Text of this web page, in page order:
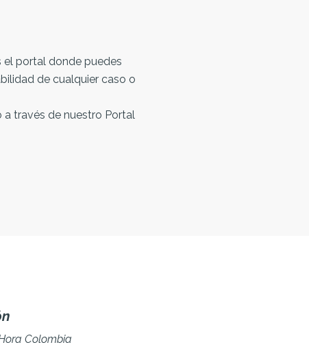
el portal donde puedes
de cualquier caso o
a través de nuestro Portal
Colombia